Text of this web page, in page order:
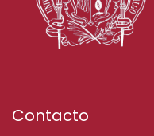
Contacto